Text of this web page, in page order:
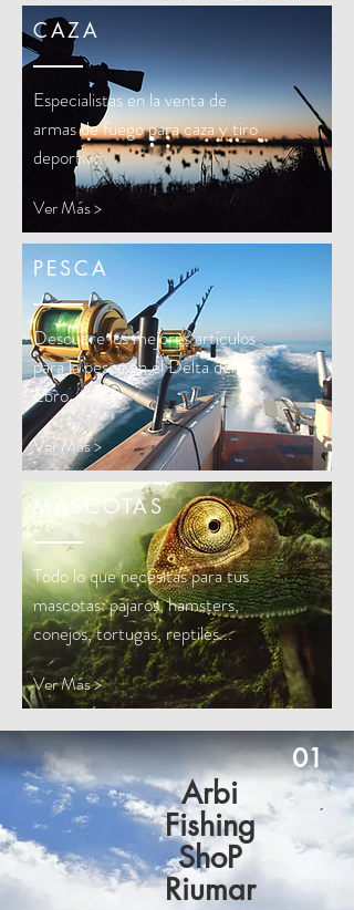
CAZA
Especialistas en la venta de
armas de fuego para caza y tiro
deportivo
Ver Más >
PESCA
Descubre los mejores artículos
para la pesca en el Delta del
Ebro.
Ver Más >
MASCOTAS
Todo lo que necesitas para tus
mascotas: pájaros, hamsters,
conejos, tortugas, reptiles...
Ver Más >
Arbi
Fishing
ShoP
Riumar
01